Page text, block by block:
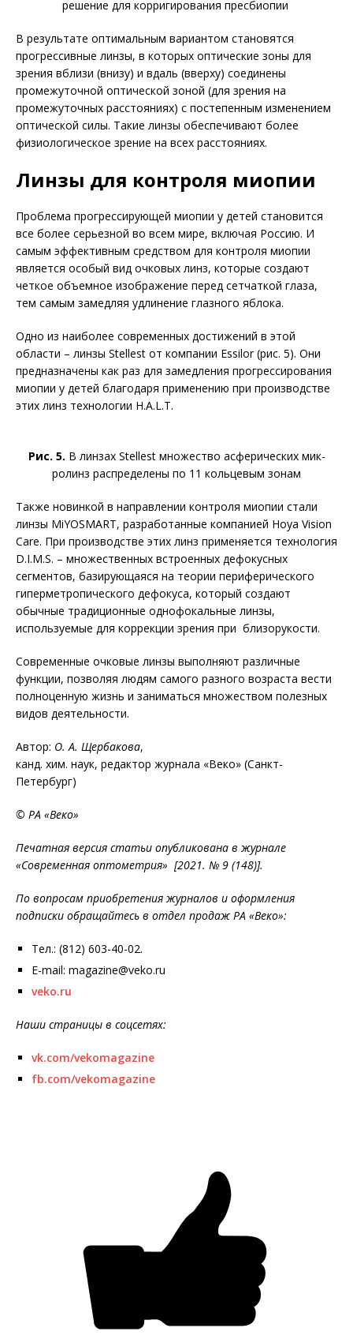
решение для корригирования пресбиопии
В результате оптимальным вариантом становятся
прогрессивные линзы, в которых оптические зоны для
зрения вблизи (внизу) и вдаль (вверху) соединены
промежуточной оптической зоной (для зрения на
промежуточных расстояниях) с постепенным изменением
оптической силы. Такие линзы обеспечивают более
физио­логическое зрение на всех расстояниях.
Линзы для контроля миопии
Проблема прогрессирующей миопии у детей становится
все более серьезной во всем мире, включая Россию. И
самым эффективным средством для контроля миопии
является особый вид очковых линз, которые соз­дают
четкое объемное изображение перед сетчаткой глаза,
тем самым замедляя удлинение глазного яблока.
Одно из наиболее современных достижений в этой
области – линзы Stellest от компании Essilor (рис. 5). Они
предназначены как раз для замедления прогрессирования
миопии у детей благодаря применению при производстве
этих линз технологии H.A.L.T.
Рис. 5. В линзах Stellest множество асферических мик­
ролинз распределены по 11 кольцевым зонам
Также новинкой в направлении контроля миопии стали
линзы MiYOSMART, разработанные компани­ей Hoya Vision
Care. При производстве этих линз применяется технология
D.I.M.S. – множественных встроенных дефокусных
сегментов, базирующаяся на теории периферического
гиперметропического дефокуса, который создают
обычные традиционные однофокальные линзы,
используемые для коррекции зрения при близорукости.
Cовременные очковые линзы выполняют различные
функции, позволяя людям самого разного возраста вести
полноценную жизнь и заниматься множеством полезных
видов деятельности.
Автор: О. А. Щербакова,
канд. хим. наук, редактор журнала «Веко» (Санкт-
Петербург)
© РА «Веко»
Печатная версия статьи опубликована в журнале
«Современная оптометрия» [2021. № 9 (148)].
По вопросам приобретения журналов и оформления
подписки обращайтесь в отдел продаж РА «Веко»:
Тел.: (812) 603-40-02.
E-mail: magazine@veko.ru
veko.ru
Наши страницы в соцсетях:
vk.com/vekomagazine
fb.com/vekomagazine